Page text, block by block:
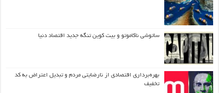
ساتوشی ناکاموتو و بیت کوین تنگه جدید اقتصاد دنیا
بهره‌برداری اقتصادی از نارضایتی مردم و تبدیل اعتراض به کد
تخفیف